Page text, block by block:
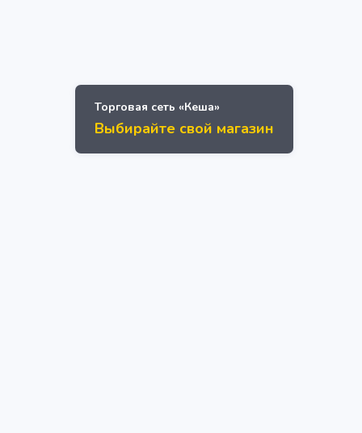
Торговая сеть «Кеша»
Выбирайте свой магазин